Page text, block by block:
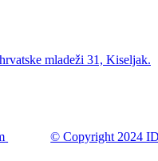
mladeži 31, Kiseljak.
© Copyright 2024